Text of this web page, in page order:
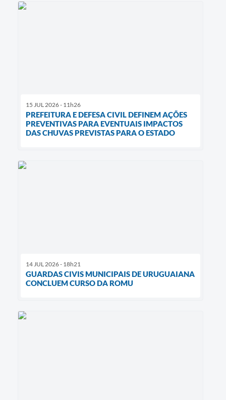
15 JUL 2026 - 11h26
PREFEITURA E DEFESA CIVIL DEFINEM AÇÕES
PREVENTIVAS PARA EVENTUAIS IMPACTOS
DAS CHUVAS PREVISTAS PARA O ESTADO
14 JUL 2026 - 18h21
GUARDAS CIVIS MUNICIPAIS DE URUGUAIANA
CONCLUEM CURSO DA ROMU